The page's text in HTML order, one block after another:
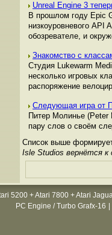
Unreal Engine 3
В прошлом году Epic
низкоуровневого API
обозревателе, и
Знакомство с
Студия Lukewarm
несколько игровых
распоряжение
Следующая игра от
Питер Молинье (Peter
пару слов о своём
Список выше
Isle Studios вернётся
5200 + Atari 7800 + Atari
PC Engine / Turbo Grafx-16